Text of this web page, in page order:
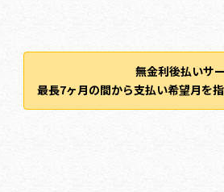
無金利後払いサ
最長7ヶ月の間から支払い希望月を